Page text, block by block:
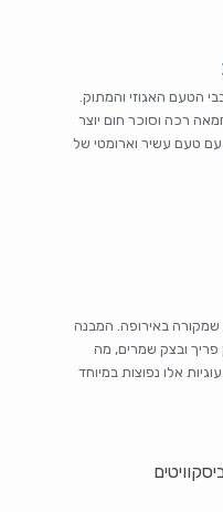
הטעם האגוזי והמתוק.
רכה וסוכר חום יוצר
עם טעם עשיר וארומטי של
שמקורה באירופה. המבנה
ובצק שמרים, מה
אלו נפוצות במיוחד
בין מתיקות וניחוח של